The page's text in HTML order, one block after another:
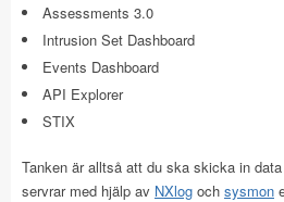
Assessments 3.0
Intrusion Set Dashboard
Events Dashboard
API Explorer
STIX
Tanken är alltså att du ska skicka in
servrar med hjälp av NXlog och sysmon